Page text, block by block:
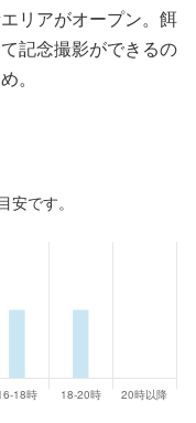
リアがオープン。餌
記念撮影ができるの
。
です。